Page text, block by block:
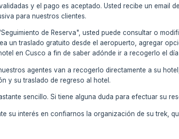
y el pago es aceptado. Usted recibe un email
para nuestros clientes.
de Reserva", usted puede consultar o
un traslado gratuito desde el aeropuerto, agregar
en Cusco a fin de saber adónde ir a recogerlo el día
agentes van a recogerlo directamente a su
y su traslado de regreso al hotel.
sencillo. Si tiene alguna duda para efectuar su
su interés en confiarnos la organización de su trek,